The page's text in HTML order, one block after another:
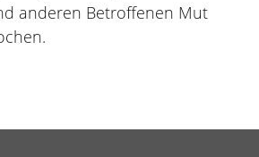
anderen Betroffenen Mut